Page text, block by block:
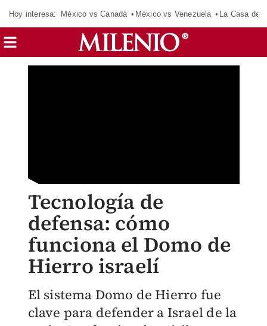
Hoy interesa: México vs Canadá México vs Venezuela La Casa de
Tecnología de
defensa: cómo
funciona el Domo de
Hierro israelí
El sistema Domo de Hierro fue
clave para defender a Israel de la